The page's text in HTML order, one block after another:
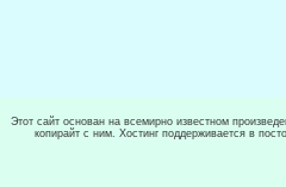
Этот сайт основан на всемирно известном
копирайт с ним. Хостинг поддерживается в